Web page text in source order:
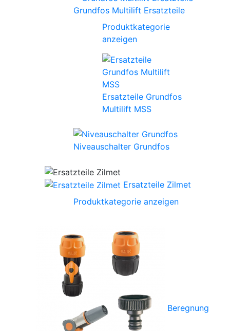
Grundfos Multilift Ersatzteile
Produktkategorie
anzeigen
Ersatzteile Grundfos
Multilift MSS
Niveauschalter Grundfos
Ersatzteile Zilmet
Produktkategorie anzeigen
Beregnung